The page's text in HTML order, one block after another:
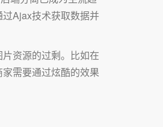
Ajax技术获取数据并
资源的过剩。比如在
需要通过炫酷的效果